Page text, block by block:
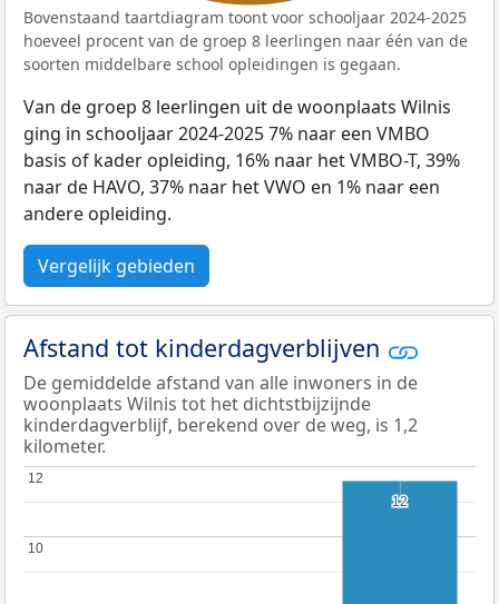
Bovenstaand taartdiagram toont voor schooljaar 2024-2025
hoeveel procent van de groep 8 leerlingen naar één van de
soorten middelbare school opleidingen is gegaan.
Van de groep 8 leerlingen uit de woonplaats Wilnis
ging in schooljaar 2024-2025 7% naar een VMBO
basis of kader opleiding, 16% naar het VMBO-T, 39%
naar de HAVO, 37% naar het VWO en 1% naar een
andere opleiding.
Vergelijk gebieden
Afstand tot kinderdagverblijven
De gemiddelde afstand van alle inwoners in de
woonplaats Wilnis tot het dichtstbijzijnde
kinderdagverblijf, berekend over de weg, is 1,2
kilometer.
10
10
12
12
12
12